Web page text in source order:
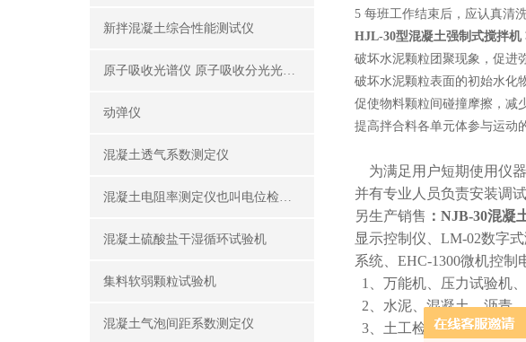
新拌混凝土综合性能测试仪
原子吸收光谱仪 原子吸收分光光度计
动弹仪
混凝土透气系数测定仪
混凝土电阻率测定仪也叫电位检测仪（锈蚀分析仪）
混凝土硫酸盐干湿循环试验机
集料软弱颗粒试验机
混凝土气泡间距系数测定仪
5 每班工作结束后，应认真清
HJL-30型混凝土强制式搅拌机
破坏水泥颗粒团聚现象，促进
破坏水泥颗粒表面的初始水化
促使物料颗粒间碰撞摩擦，减
提高拌合料各单元体参与运动
为满足用户短期使用仪
并有专业人员负责安装调
另生产销售 ： NJB-30混凝
显示控制仪、LM-02数字
系统、EHC-1300微机控
1、万能机、压力试验机
2、水泥、混凝土、沥青
3、土工检测仪器；